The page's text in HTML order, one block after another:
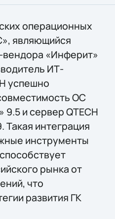
операционных
являющийся
«Инферит»
ИТ-
успешно
ОС
и сервер QTECH
Такая интеграция
инструменты
рынка от
что
развития ГК